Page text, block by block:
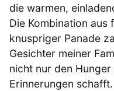
die warmen,
Die Kombination aus
knuspriger Panade
Gesichter meiner
nicht nur den
Erinnerungen